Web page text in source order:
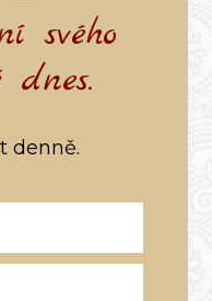
svého
denně.